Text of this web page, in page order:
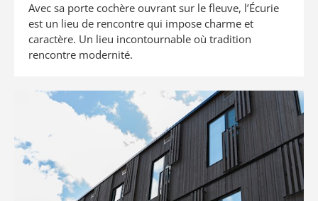
Avec sa porte cochère ouvrant sur le fleuve, l’Écurie
est un lieu de rencontre qui impose charme et
caractère. Un lieu incontournable où tradition
rencontre modernité.